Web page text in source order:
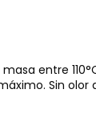
entre
Sin olor